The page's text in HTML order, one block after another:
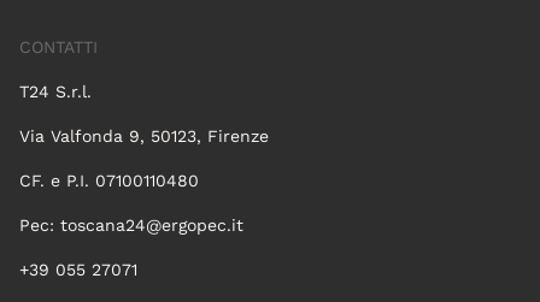
CONTATTI
T24 S.r.l.
Via Valfonda 9, 50123, Firenze
CF. e P.I. 07100110480
Pec: toscana24@ergopec.it
+39 055 27071